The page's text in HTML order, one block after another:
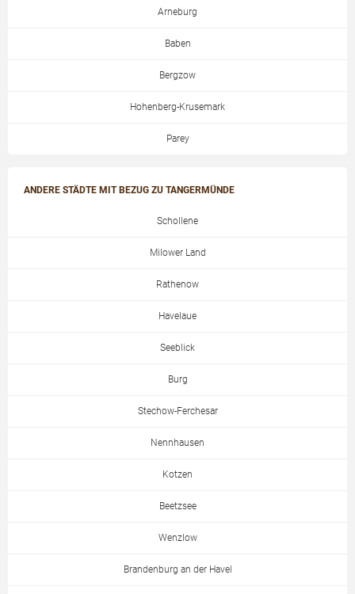
Arneburg
Baben
Bergzow
Hohenberg-Krusemark
Parey
ANDERE STÄDTE MIT BEZUG ZU TANGERMÜNDE
Schollene
Milower Land
Rathenow
Havelaue
Seeblick
Burg
Stechow-Ferchesar
Nennhausen
Kotzen
Beetzsee
Wenzlow
Brandenburg an der Havel